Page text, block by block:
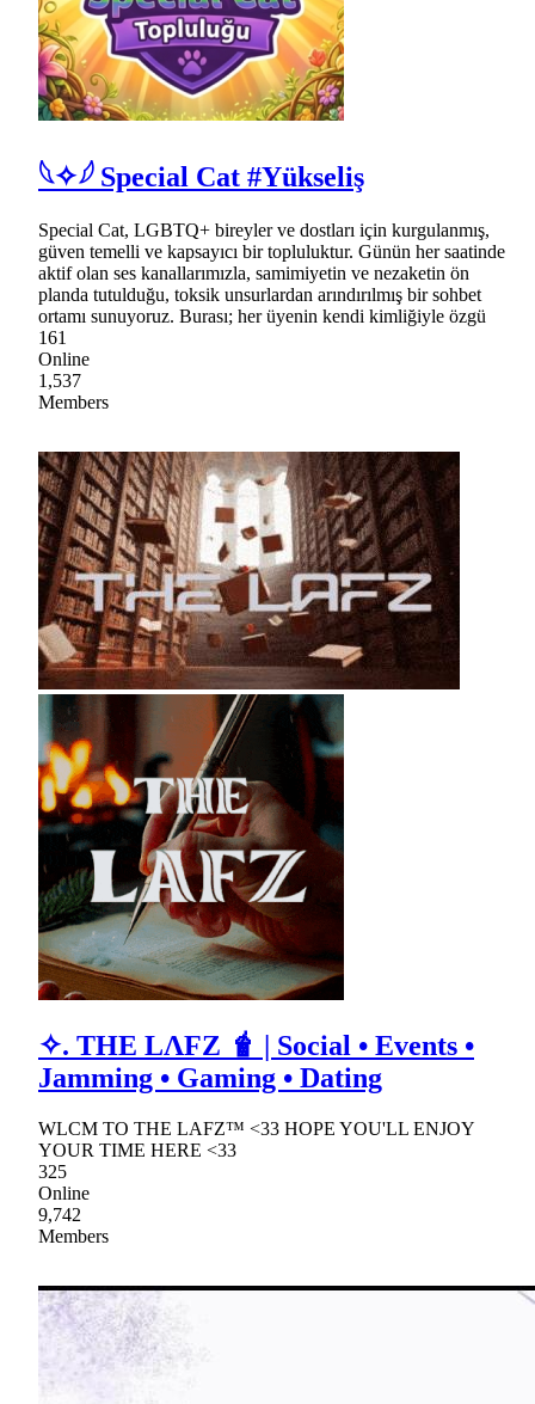
𓆩✧𓆪 Special Cat #Yükseliş
Special Cat, LGBTQ+ bireyler ve dostları için kurgulanmış,
güven temelli ve kapsayıcı bir topluluktur. Günün her saatinde
aktif olan ses kanallarımızla, samimiyetin ve nezaketin ön
planda tutulduğu, toksik unsurlardan arındırılmış bir sohbet
ortamı sunuyoruz. Burası; her üyenin kendi kimliğiyle özgü
161
Online
1,537
Members
✧. THE LΛFZ 🧋 | Social • Events •
Jamming • Gaming • Dating
WLCM TO THE LAFZ™ <33 HOPE YOU'LL ENJOY
YOUR TIME HERE <33
325
Online
9,742
Members